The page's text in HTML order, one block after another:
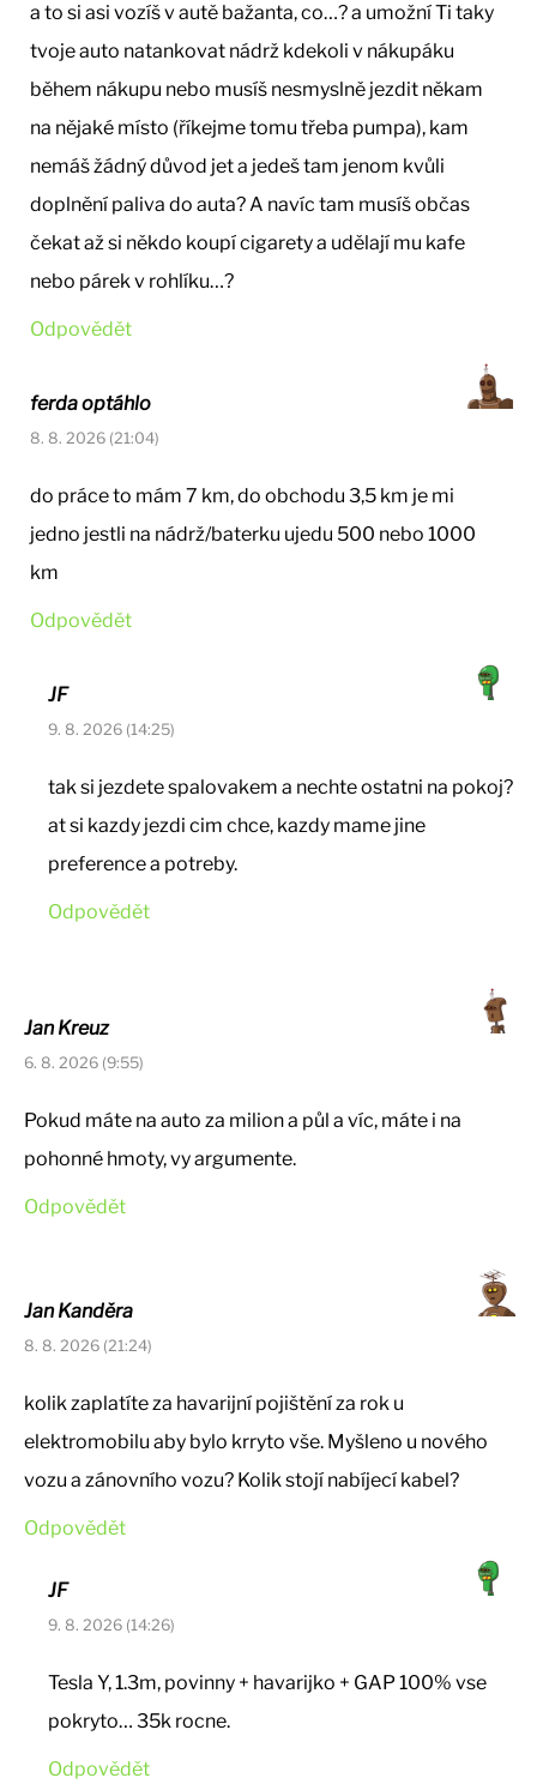
a to si asi vozíš v autě bažanta, co…? a umožní Ti taky
tvoje auto natankovat nádrž kdekoli v nákupáku
během nákupu nebo musíš nesmyslně jezdit někam
na nějaké místo (říkejme tomu třeba pumpa), kam
nemáš žádný důvod jet a jedeš tam jenom kvůli
doplnění paliva do auta? A navíc tam musíš občas
čekat až si někdo koupí cigarety a udělají mu kafe
nebo párek v rohlíku…?
Odpovědět
ferda optáhlo
8. 8. 2026 (21:04)
do práce to mám 7 km, do obchodu 3,5 km je mi
jedno jestli na nádrž/baterku ujedu 500 nebo 1000
km
Odpovědět
JF
9. 8. 2026 (14:25)
tak si jezdete spalovakem a nechte ostatni na pokoj?
at si kazdy jezdi cim chce, kazdy mame jine
preference a potreby.
Odpovědět
Jan Kreuz
6. 8. 2026 (9:55)
Pokud máte na auto za milion a půl a víc, máte i na
pohonné hmoty, vy argumente.
Odpovědět
Jan Kanděra
8. 8. 2026 (21:24)
kolik zaplatíte za havarijní pojištění za rok u
elektromobilu aby bylo krryto vše. Myšleno u nového
vozu a zánovního vozu? Kolik stojí nabíjecí kabel?
Odpovědět
JF
9. 8. 2026 (14:26)
Tesla Y, 1.3m, povinny + havarijko + GAP 100% vse
pokryto… 35k rocne.
Odpovědět